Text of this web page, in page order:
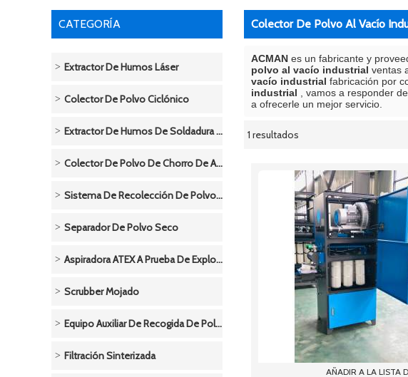
CATEGORÍA
Extractor De Humos Láser
Colector De Polvo Ciclónico
Extractor De Humos De Soldadura / Soldadura
Colector De Polvo De Chorro De Arena
Sistema De Recolección De Polvo De Metal
Separador De Polvo Seco
Aspiradora ATEX A Prueba De Explosivos-Neumática
Scrubber Mojado
Equipo Auxiliar De Recogida De Polvo
Filtración Sinterizada
Colector De Polvo Al Vacío
ACMAN es un fabricante y
polvo al vacío industrial ventas
vacío industrial fabricación por
industrial , vamos a responder
a ofrecerle un mejor servicio.
1 resultados
escaparate
AÑADIR A LA LISTA